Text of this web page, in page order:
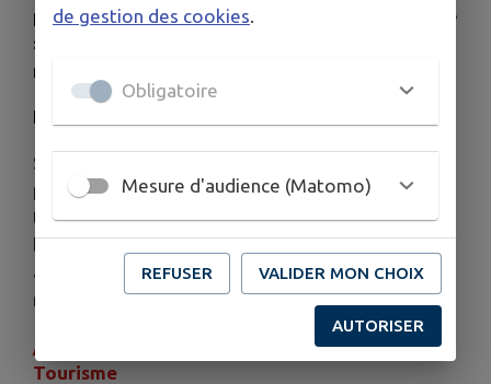
propres perceptions des petites bêtes : « ça pique
», « c’est dangereux », « ça sent mauvais », « c’est
moche », « ça me fait peur », etc.
Il s’agit d’une invitation à l'observation
Sera aussi proposée notamment une adaptation
pour les familles et enfants avec une chasse au
trésor pendant la balade avec une liste de petites
bêtes à cocher (par exemple : une punaise, une
araignée, une mouche, un iule) avec différents
niveaux de difficultés.
/!\ Sur réservation auprès de la Maison du
Tourisme
de gestion des cookies
Obligatoire
Mesure d'audience (Matomo)
REFUSER VALIDER MON CHOIX
AUTORISER